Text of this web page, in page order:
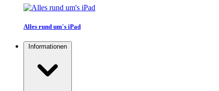
Alles rund um's iPad
Informationen